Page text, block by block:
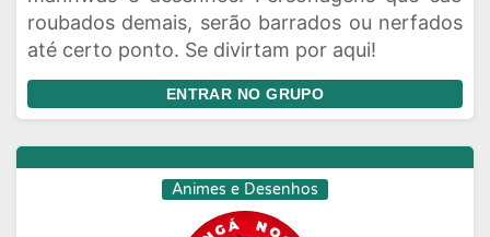
roubados demais, serão barrados ou nerfados
até certo ponto. Se divirtam por aqui!
ENTRAR NO GRUPO
Animes e Desenhos